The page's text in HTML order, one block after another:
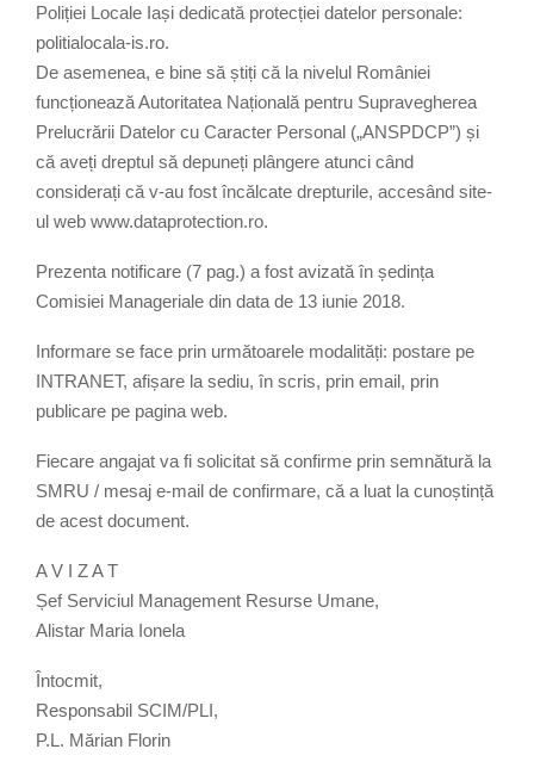
Poliției Locale Iași dedicată protecției datelor personale:
politialocala-is.ro.
De asemenea, e bine să știți că la nivelul României
funcționează Autoritatea Națională pentru Supravegherea
Prelucrării Datelor cu Caracter Personal („ANSPDCP”) și
că aveți dreptul să depuneți plângere atunci când
considerați că v-au fost încălcate drepturile, accesând site-
ul web www.dataprotection.ro.
Prezenta notificare (7 pag.) a fost avizată în ședința
Comisiei Manageriale din data de 13 iunie 2018.
Informare se face prin următoarele modalități: postare pe
INTRANET, afișare la sediu, în scris, prin email, prin
publicare pe pagina web.
Fiecare angajat va fi solicitat să confirme prin semnătură la
SMRU / mesaj e-mail de confirmare, că a luat la cunoștință
de acest document.
A V I Z A T
Șef Serviciul Management Resurse Umane,
Alistar Maria Ionela
Întocmit,
Responsabil SCIM/PLI,
P.L. Mărian Florin